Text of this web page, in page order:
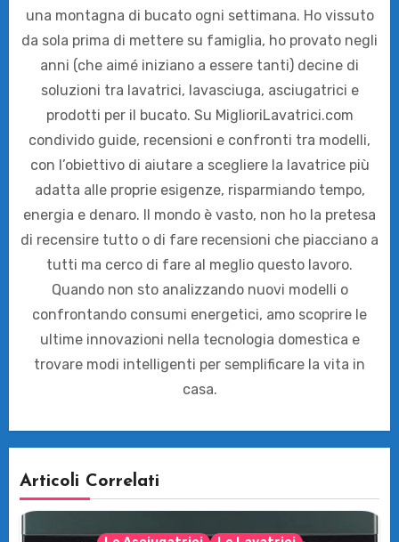
una montagna di bucato ogni settimana. Ho vissuto
da sola prima di mettere su famiglia, ho provato negli
anni (che aimé iniziano a essere tanti) decine di
soluzioni tra lavatrici, lavasciuga, asciugatrici e
prodotti per il bucato. Su MiglioriLavatrici.com
condivido guide, recensioni e confronti tra modelli,
con l’obiettivo di aiutare a scegliere la lavatrice più
adatta alle proprie esigenze, risparmiando tempo,
energia e denaro. Il mondo è vasto, non ho la pretesa
di recensire tutto o di fare recensioni che piacciano a
tutti ma cerco di fare al meglio questo lavoro.
Quando non sto analizzando nuovi modelli o
confrontando consumi energetici, amo scoprire le
ultime innovazioni nella tecnologia domestica e
trovare modi intelligenti per semplificare la vita in
casa.
Articoli Correlati